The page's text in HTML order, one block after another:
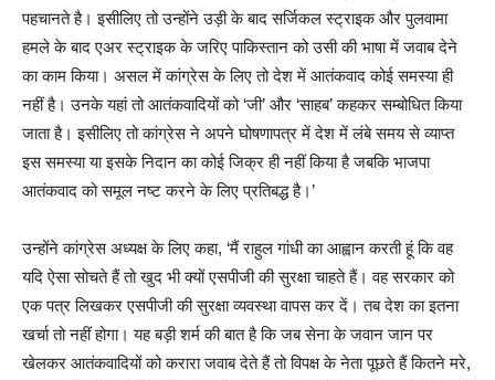
पहचानते है। इसीलिए तो उन्होंने उड़ी के बाद सर्जिकल स्ट्राइक और पुलवामा
हमले के बाद एअर स्ट्राइक के जरिए पाकिस्तान को उसी की भाषा में जवाब देने
का काम किया। असल में कांग्रेस के लिए तो देश में आतंकवाद कोई समस्या ही
नहीं है। उनके यहां तो आतंकवादियों को ‘जी’ और ‘साहब’ कहकर सम्बोधित किया
जाता है। इसीलिए तो कांग्रेस ने अपने घोषणापत्र में देश में लंबे समय से व्याप्त
इस समस्या या इसके निदान का कोई जिक्र ही नहीं किया है जबकि भाजपा
आतंकवाद को समूल नष्ट करने के लिए प्रतिबद्ध है।’
उन्होंने कांग्रेस अध्यक्ष के लिए कहा, ‘मैं राहुल गांधी का आह्वान करती हूं कि वह
यदि ऐसा सोचते हैं तो खुद भी क्यों एसपीजी की सुरक्षा चाहते हैं। वह सरकार को
एक पत्र लिखकर एसपीजी की सुरक्षा व्यवस्था वापस कर दें। तब देश का इतना
खर्चा तो नहीं होगा। यह बड़ी शर्म की बात है कि जब सेना के जवान जान पर
खेलकर आतंकवादियों को करारा जवाब देते हैं तो विपक्ष के नेता पूछते हैं कितने मरे,